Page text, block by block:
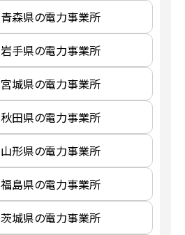
青森県の電力事業所
岩手県の電力事業所
宮城県の電力事業所
秋田県の電力事業所
山形県の電力事業所
福島県の電力事業所
茨城県の電力事業所